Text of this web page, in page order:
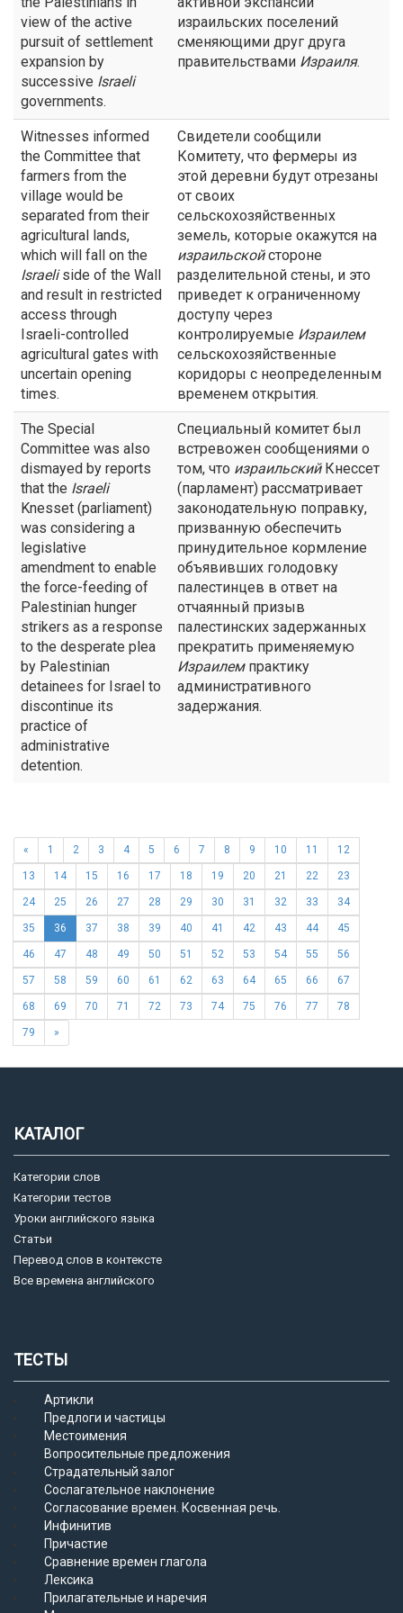
view of the active
pursuit of settlement
expansion by
successive Israeli
governments.
израильских поселений
сменяющими друг друга
правительствами Израиля.
Witnesses informed
the Committee that
farmers from the
village would be
separated from their
agricultural lands,
which will fall on the
Israeliside of the Wall
and result in restricted
access through
Israeli-controlled
agricultural gates with
uncertain opening
times.
Свидетели сообщили
Комитету, что фермеры из
этой деревни будут отрезаны
от своих
сельскохозяйственных
земель, которые окажутся на
израильскойстороне
разделительной стены, и это
приведет к ограниченному
доступу через
контролируемые Израилем
сельскохозяйственные
коридоры с неопределенным
временем открытия.
The Special
Committee was also
dismayed by reports
that the Israeli
Knesset (parliament)
was considering a
legislative
amendment to enable
the force-feeding of
Palestinian hunger
strikers as a response
to the desperate plea
by Palestinian
detainees for Israel to
discontinue its
practice of
administrative
detention.
Специальный комитет был
встревожен сообщениями о
том, что израильскийКнессет
(парламент) рассматривает
законодательную поправку,
призванную обеспечить
принудительное кормление
объявивших голодовку
палестинцев в ответ на
отчаянный призыв
палестинских задержанных
прекратить применяемую
Израилемпрактику
административного
задержания.
« 1 2 3 4 5 6 7 8 9 10 11 12
13 14 15 16 17 18 19 20 21 22 23
24 25 26 27 28 29 30 31 32 33 34
35 36 37 38 39 40 41 42 43 44 45
46 47 48 49 50 51 52 53 54 55 56
57 58 59 60 61 62 63 64 65 66 67
68 69 70 71 72 73 74 75 76 77 78
79 »
КАТАЛОГ
Категории слов
Категории тестов
Уроки английского языка
Статьи
Перевод слов в контексте
Все времена английского
ТЕСТЫ
Артикли
Предлоги и частицы
Местоимения
Вопросительные предложения
Страдательный залог
Сослагательное наклонение
Согласование времен. Косвенная речь.
Инфинитив
Причастие
Сравнение времен глагола
Лексика
Прилагательные и наречия